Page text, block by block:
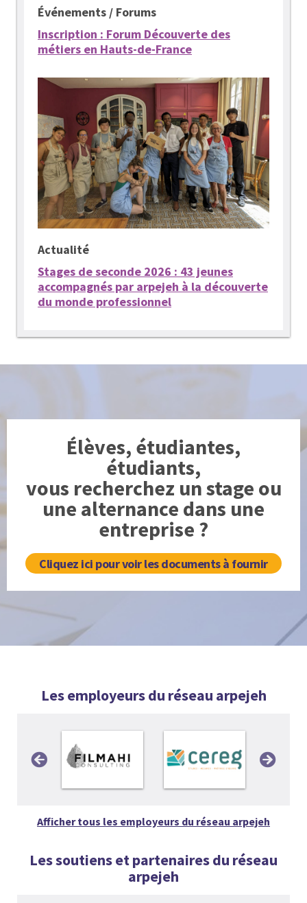
Événements / Forums
Inscription : Forum Découverte des
métiers en Hauts-de-France
Actualité
Stages de seconde 2026 : 43 jeunes
accompagnés par arpejeh à la découverte
du monde professionnel
Élèves, étudiantes,
étudiants,
vous recherchez un stage ou
une alternance dans une
entreprise ?
Cliquez ici pour voir les documents à fournir
Les employeurs du réseau arpejeh
Afficher tous les employeurs du réseau arpejeh
Les soutiens et partenaires du réseau
arpejeh